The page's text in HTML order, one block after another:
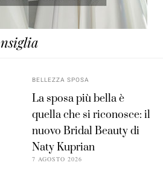
BELLEZZA SPOSA
La sposa più bella è
quella che si riconosce: il
nuovo Bridal Beauty di
Naty Kuprian
7 AGOSTO 2026